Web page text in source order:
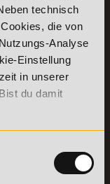
technisch
die von
Analyse
Einstellung
in unserer
du damit
INFORMATIONEN
Die Academy
Lehr- und
Lernmethoden
PreisFAIRsprechen
Online Campus
Bildungsgutschein
Bring a Friend
Partnerprogramm